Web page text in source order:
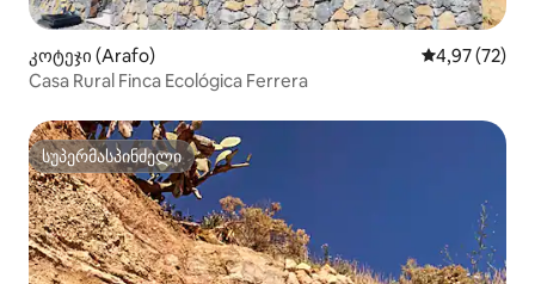
კოტეჯი (Arafo) საშუალო
4,97 (72)
Casa Rural Finca Ecológica Ferrera
სუპერმასპინძელი
სუპერმასპინძელი